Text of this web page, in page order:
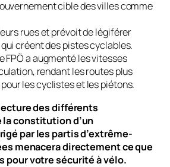
cible des villes comme
rues et prévoit de légiférer
créent des pistes cyclables.
FPÖ a augmenté les vitesses
rendant les routes plus
les cyclistes et les piétons.
des différents
la constitution d’un
par les partis d’extrême-
menacera directement ce que
pour votre sécurité à vélo.